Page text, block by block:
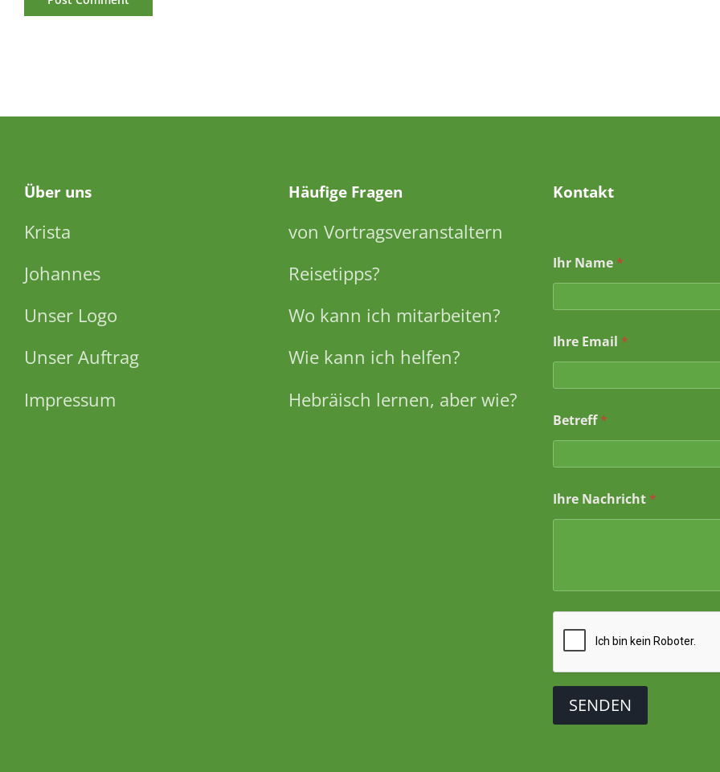
Über uns
Krista
Johannes
Unser Logo
Unser Auftrag
Impressum
Häufige Fragen
von Vortragsveranstaltern
Reisetipps?
Wo kann ich mitarbeiten?
Wie kann ich helfen?
Hebräisch lernen, aber wie?
Kontakt
m
a
l
a
m
*
Ihr Name *
Ihre Email *
Betreff*
Ihre Nachricht *
SENDEN